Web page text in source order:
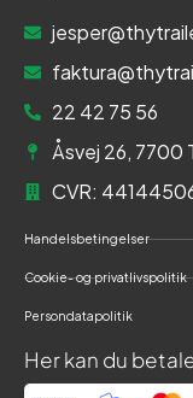
22 42 75 56
Åsvej 26, 7700
CVR:
Handelsbetingelser
Cookie- og privatlivspolitik
Persondatapolitik
Her kan du